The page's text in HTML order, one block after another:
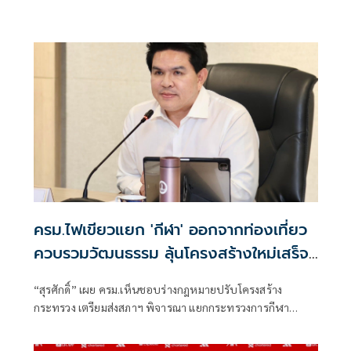
ครม.ไฟเขียวแยก 'กีฬา' ออกจากท่องเที่ยว
ควบรวมวัฒนธรรม ลุ้นโครงสร้างใหม่เสร็จ
ต้นปี 70
“สุรศักดิ์” เผย ครม.เห็นชอบร่างกฎหมายปรับโครงสร้าง
กระทรวง เตรียมส่งสภาฯ พิจารณา แยกกระทรวงการกีฬา